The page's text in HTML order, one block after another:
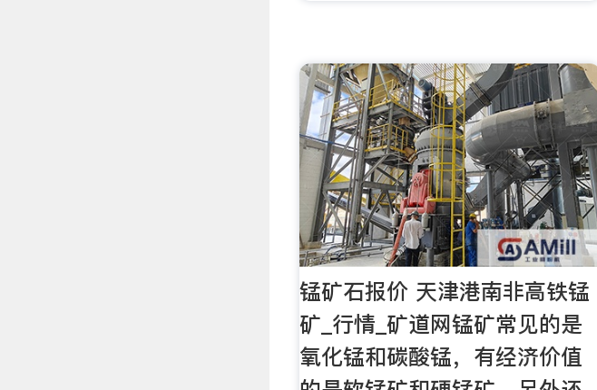
锰矿石报价 天津港南非高铁锰
矿_行情_矿道网锰矿常见的是
氧化锰和碳酸锰，有经济价值